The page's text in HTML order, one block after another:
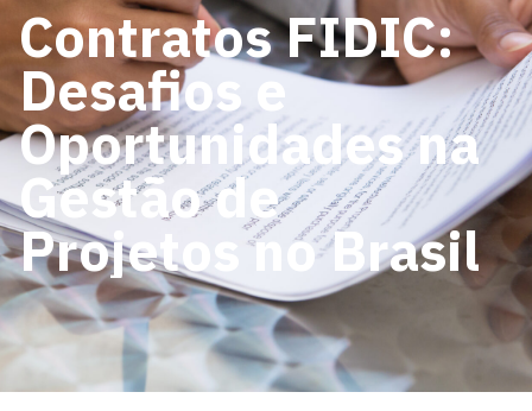
Contratos FIDIC:
Desafios e
Oportunidades na
Gestão de
Projetos no Brasil